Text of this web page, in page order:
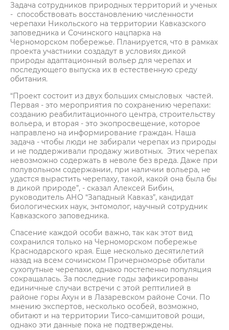
Задача сотрудников природных территорий и ученых
- способствовать восстановлению численности
черепахи Никольского на территории Кавказского
заповедника и Сочинского нацпарка на
Черноморском побережье. Планируется, что в рамках
проекта участники создадут в условиях дикой
природы адаптационный вольер для черепах и
последующего выпуска их в естественную среду
обитания.
“Проект состоит из двух больших смысловых частей.
Первая - это мероприятия по сохранению черепахи:
созданию реабилитационного центра, строительству
вольера, и вторая - это экопросвещение, которое
направлено на информирование граждан. Наша
задача - чтобы люди не забирали черепах из природы
и не поддерживали продажу животных. Этих черепах
невозможно содержать в неволе без вреда. Даже при
полувольном содержании, при наличии вольера, не
удастся вырастить черепаху, такой, какой она была бы
в дикой природе”, - сказал Алексей Бибин,
руководитель АНО “Западный Кавказ”, кандидат
биологических наук, энтомолог, научный сотрудник
Кавказского заповедника.
Спасение каждой особи важно, так как этот вид
сохранился только на Черноморском побережье
Краснодарского края. Еще несколько десятилетий
назад на всем сочинском Причерноморье обитали
сухопутные черепахи, однако постепенно популяция
сокращалась. За последние годы зафиксированы
единичные случаи встречи с этой рептилией в
районе горы Ахун и в Лазаревском районе Сочи. По
мнению экспертов, несколько особей, возможно,
обитают и на территории Тисо-самшитовой рощи,
однако эти данные пока не подтверждены.